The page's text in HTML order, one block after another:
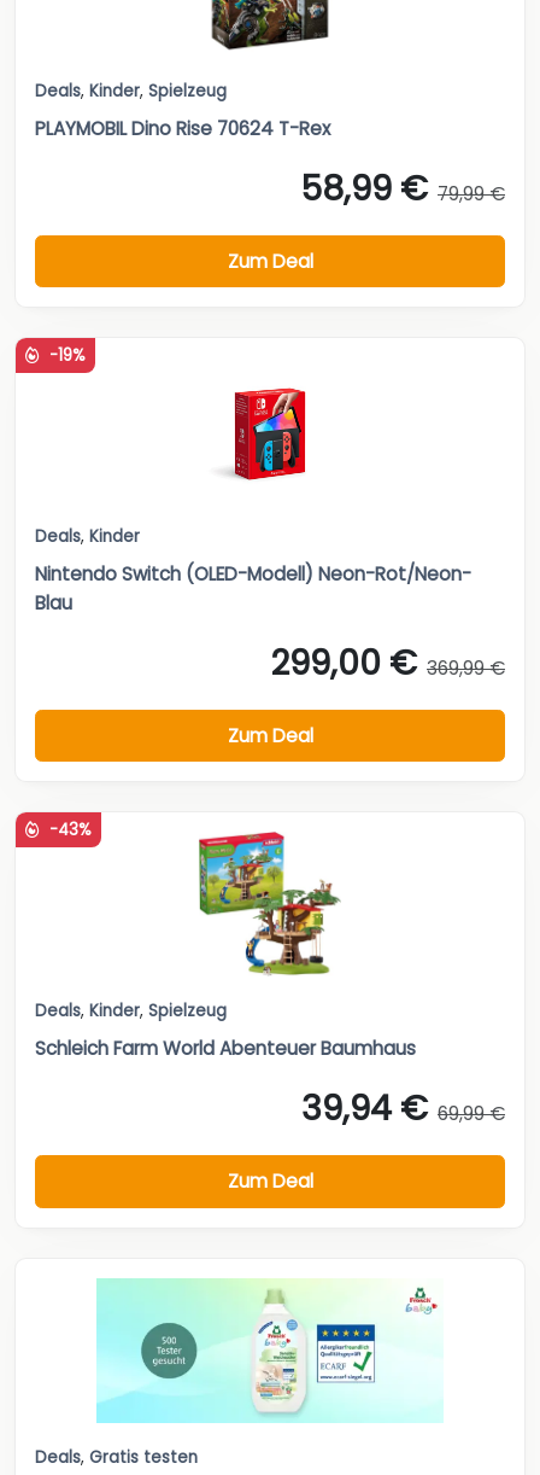
Deals, Kinder, Spielzeug
PLAYMOBIL Dino Rise 70624 T-Rex
58,99 € 79,99 €
Zum Deal
-19%
Deals, Kinder
Nintendo Switch (OLED-Modell) Neon-Rot/Neon-
Blau
299,00 € 369,99 €
Zum Deal
-43%
Deals, Kinder, Spielzeug
Schleich Farm World Abenteuer Baumhaus
39,94 € 69,99 €
Zum Deal
Deals, Gratis testen